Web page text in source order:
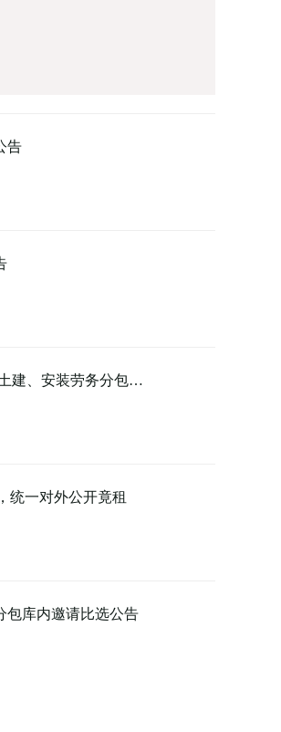
告
建、安装劳务分包…
统一对外公开竟租
包库内邀请比选公告